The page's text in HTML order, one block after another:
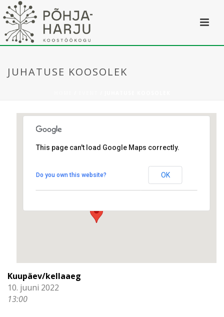
JUHATUSE KOOSOLEK
Kostivere
Mõisa tee 2 - Kostivere
This page can't load Google Maps correctly.
Do you own this website? OK
Kuupäev/kellaaeg
10. juuni 2022
13:00